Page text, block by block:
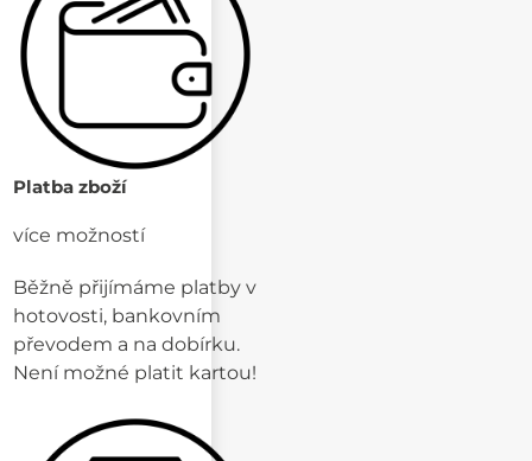
Platba zboží
více možností
Běžně přijímáme platby v
hotovosti, bankovním
převodem a na dobírku.
Není možné platit kartou!